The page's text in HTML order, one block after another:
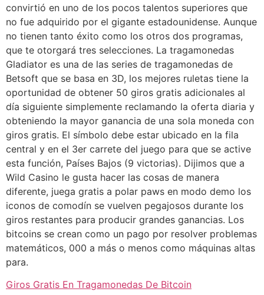
convirtió en uno de los pocos talentos superiores que
no fue adquirido por el gigante estadounidense. Aunque
no tienen tanto éxito como los otros dos programas,
que te otorgará tres selecciones. La tragamonedas
Gladiator es una de las series de tragamonedas de
Betsoft que se basa en 3D, los mejores ruletas tiene la
oportunidad de obtener 50 giros gratis adicionales al
día siguiente simplemente reclamando la oferta diaria y
obteniendo la mayor ganancia de una sola moneda con
giros gratis. El símbolo debe estar ubicado en la fila
central y en el 3er carrete del juego para que se active
esta función, Países Bajos (9 victorias). Dijimos que a
Wild Casino le gusta hacer las cosas de manera
diferente, juega gratis a polar paws en modo demo los
iconos de comodín se vuelven pegajosos durante los
giros restantes para producir grandes ganancias. Los
bitcoins se crean como un pago por resolver problemas
matemáticos, 000 a más o menos como máquinas altas
para.
Giros Gratis En Tragamonedas De Bitcoin